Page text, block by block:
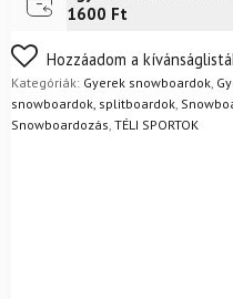
Futár a címreIngyenes
FoxPost
1600 Ft
Nem biztos a
egyszerűen visszaküldheti
Mik a visszaküldés
Hozzáadom a
Kategóriák: Gyerek snowboardok,
snowboardok, splitboardok,
Snowboardozás, TÉLI SPORTOK